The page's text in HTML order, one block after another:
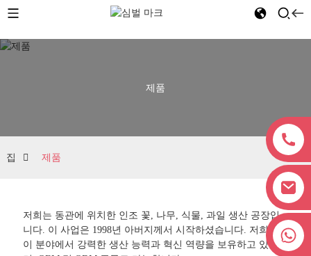
+8618038381627
제품
집 제품
저희는 동관에 위치한 인조 꽃, 나무, 식물, 과일 생산 공장입
니다. 이 사업은 1998년 아버지께서 시작하셨습니다. 저희는
이 분야에서 강력한 생산 능력과 혁신 역량을 보유하고 있으